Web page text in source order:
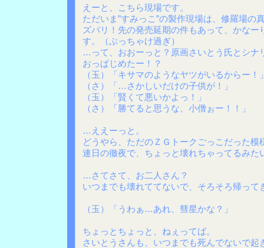
えーと、こちら現場です。
ただいま”すみっこ”の製作現場は、修羅場の
ズバリ！先の発売延期の件もあって、かなー
す。（ぶっちゃけ過ぎ）
…って、おおーっと？原画さいとう氏とシナ
おっぱじめたー！？
（玉）「キサマのようなヤツがいるからー！
（さ）「…さかしいだけの子供が！」
（玉）「賢くて悪いかよっ！」
（さ）「勝てると思うな、小僧ぉー！！」
…ええーっと。
どうやら、ただのＺＧトークごっこだった模
連日の徹夜で、ちょっと壊れちゃってるみた
…さてさて、お二人さん？
いつまでも壊れててないで、そろそろ帰って
（玉）「うわぁ…あれ、彗星かな？」
ちょっとちょっと、ねぇってば。
さいとうさんも、いつまでも死んでないで起